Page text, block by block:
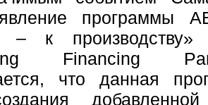
программы
– к производству»
Financing
что данная